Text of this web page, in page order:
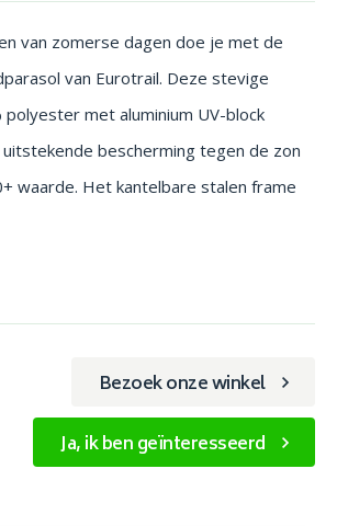
van zomerse dagen doe je met de
van Eurotrail. Deze stevige
polyester met aluminium UV-block
bescherming tegen de zon
waarde. Het kantelbare stalen frame
Bezoek onze winkel
Ja, ik ben geïnteresseerd